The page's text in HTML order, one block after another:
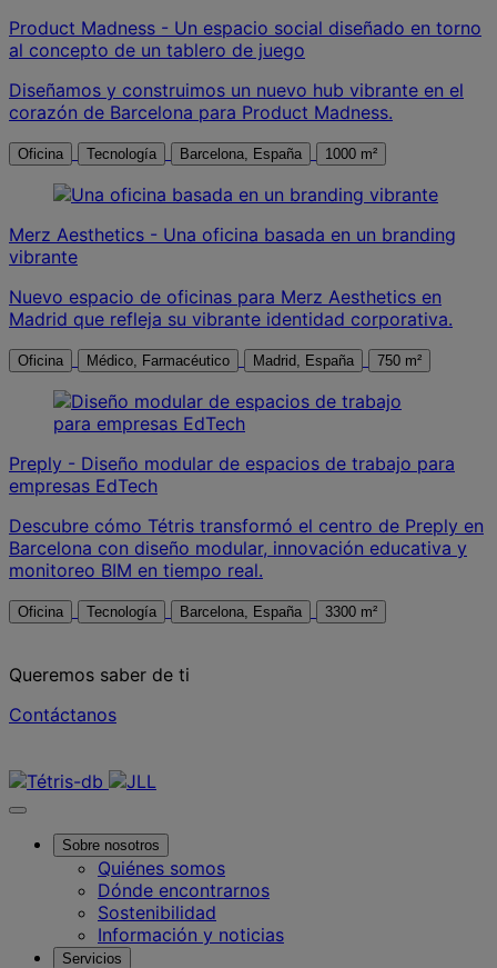
Product Madness - Un espacio social diseñado en torno
al concepto de un tablero de juego
Diseñamos y construimos un nuevo hub vibrante en el
corazón de Barcelona para Product Madness.
Oficina Tecnología Barcelona, España 1000 m²
Merz Aesthetics - Una oficina basada en un branding
vibrante
Nuevo espacio de oficinas para Merz Aesthetics en
Madrid que refleja su vibrante identidad corporativa.
Oficina Médico, Farmacéutico Madrid, España 750 m²
Preply - Diseño modular de espacios de trabajo para
empresas EdTech
Descubre cómo Tétris transformó el centro de Preply en
Barcelona con diseño modular, innovación educativa y
monitoreo BIM en tiempo real.
Oficina Tecnología Barcelona, España 3300 m²
Queremos saber de ti
Contáctanos
Sobre nosotros
Quiénes somos
Dónde encontrarnos
Sostenibilidad
Información y noticias
Servicios